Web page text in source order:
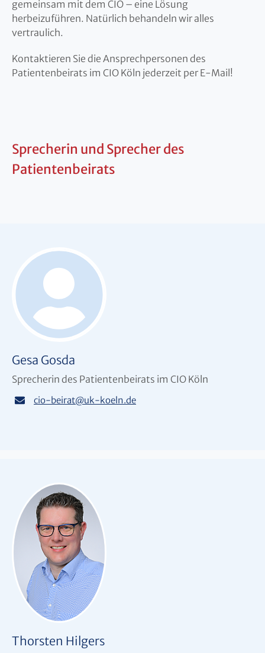
gemeinsam mit dem CIO – eine Lösung
herbeizuführen. Natürlich behandeln wir alles
vertraulich.
Kontaktieren Sie die Ansprechpersonen des
Patientenbeirats im CIO Köln jederzeit per E-Mail!
Sprecherin und Sprecher des
Patientenbeirats
Gesa Gosda
Sprecherin des Patientenbeirats im CIO Köln
cio-beirat@uk-koeln.de
Thorsten Hilgers